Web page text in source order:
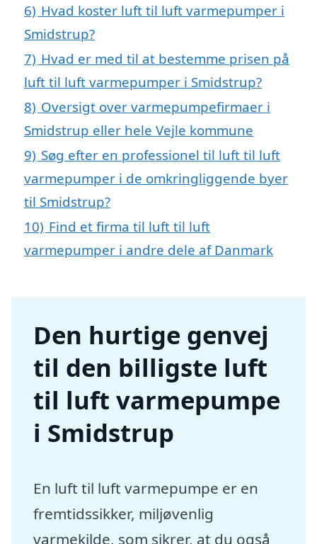
6) Hvad koster luft til luft varmepumper i
Smidstrup?
7) Hvad er med til at bestemme prisen på
luft til luft varmepumper i Smidstrup?
8) Oversigt over varmepumpefirmaer i
Smidstrup eller hele Vejle kommune
9) Søg efter en professionel til luft til luft
varmepumper i de omkringliggende byer
til Smidstrup?
10) Find et firma til luft til luft
varmepumper i andre dele af Danmark
Den hurtige genvej
til den billigste luft
til luft varmepumpe
i Smidstrup
En luft til luft varmepumpe er en
fremtidssikker, miljøvenlig
varmekilde, som sikrer, at du også